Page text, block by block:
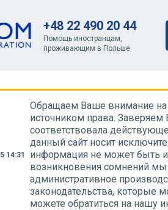
+48 22 490 20 44
Помощь иностранцам,
проживающим в Польше
14:31
Обращаем Ваше внимание на
источником права. Заверяем
соответствовала
данный сайт носит
информация не может быть
возникновения сомнений
административное
законодательства, которые
можете обратиться на нашу